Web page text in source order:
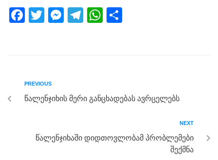
F
b
o
T
M
g
er
T
m
W
p
p
PREVIOUS
წალენჯიხის მერი განცხადებას ავრცელებს
NEXT
წალენჯიხაში დიდთოვლობამ პრობლემები
შექმნა